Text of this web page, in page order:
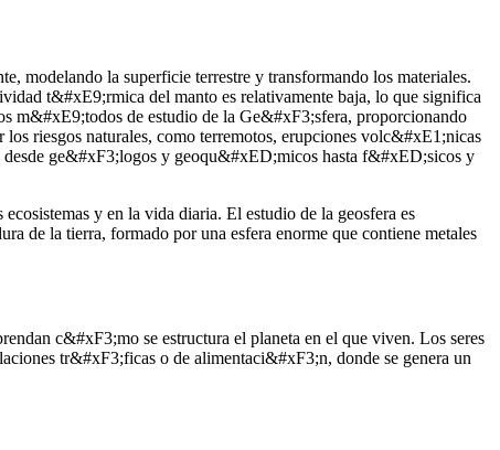
modelando la superficie terrestre y transformando los materiales.
t&#xE9;rmica del manto es relativamente baja, lo que significa
m&#xE9;todos de estudio de la Ge&#xF3;sfera, proporcionando
riesgos naturales, como terremotos, erupciones volc&#xE1;nicas
ge&#xF3;logos y geoqu&#xED;micos hasta f&#xED;sicos y
y en la vida diaria. El estudio de la geosfera es
de la tierra, formado por una esfera enorme que contiene metales
c&#xF3;mo se estructura el planeta en el que viven. Los seres
tr&#xF3;ficas o de alimentaci&#xF3;n, donde se genera un